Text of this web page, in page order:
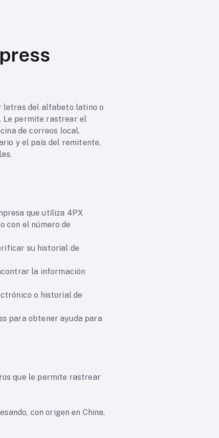
letras del alfabeto latino o
Le permite rastrear el
de correos local.
y el país del remitente,
que utiliza 4PX
con el número de
su historial de
la información
o historial de
para obtener ayuda para
que le permite rastrear
con origen en China.